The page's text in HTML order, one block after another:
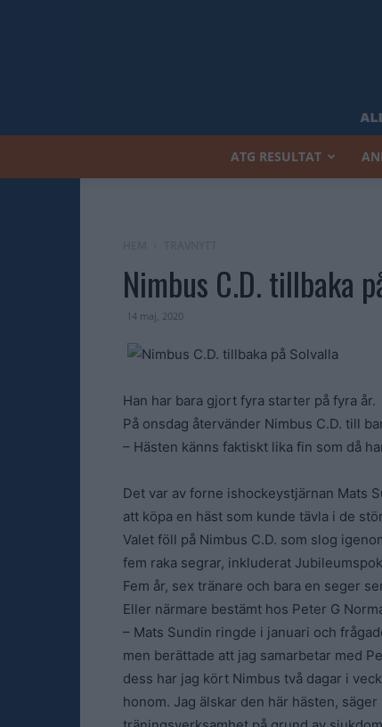
ATG RESULTAT
Nimbus C.D. tillbaka
14 maj, 2020
Han har bara gjort fyra starter på fyra år.
På onsdag återvänder Nimbus C.D. till
– Hästen känns faktiskt lika fin som då
Det var av forne ishockeystjärnan Mats
att köpa en häst som kunde tävla i de
Valet föll på Nimbus C.D. som slog
fem raka segrar, inkluderat
Fem år, sex tränare och bara en seger
Eller närmare bestämt hos Peter G
– Mats Sundin ringde i januari och
men berättade att jag samarbetar med
dess har jag kört Nimbus två dagar i
honom. Jag älskar den här hästen,